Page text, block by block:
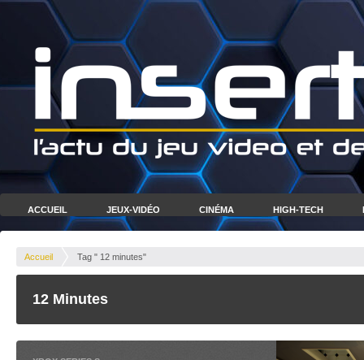
ACCUEIL JEUX-VIDÉO CINÉMA HIGH-TECH
Accueil Tag " 12 minutes"
12 Minutes